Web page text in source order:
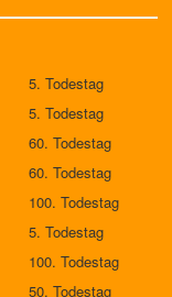
5. Todestag
5. Todestag
60. Todestag
60. Todestag
100. Todestag
5. Todestag
100. Todestag
50. Todestag